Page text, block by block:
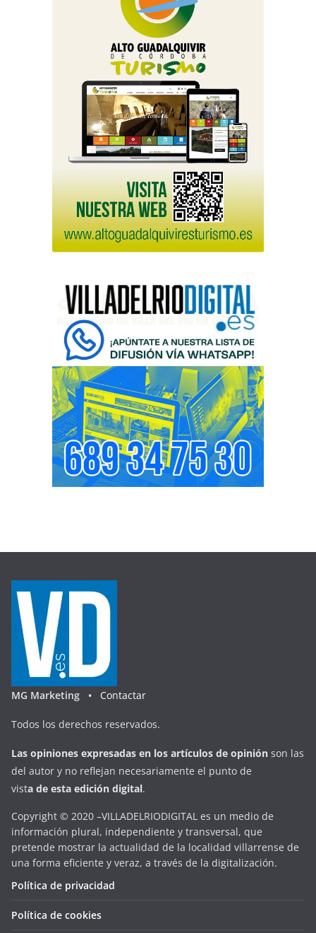
MG Marketing • Contactar
Todos los derechos reservados.
Las opiniones expresadas en los artículos de opinión son las
del autor y no reflejan necesariamente el punto de
vista de esta edición digital.
Copyright © 2020 –VILLADELRIODIGITAL es un medio de
información plural, independiente y transversal, que
pretende mostrar la actualidad de la localidad villarrense de
una forma eficiente y veraz, a través de la digitalización.
Política de privacidad
Política de cookies